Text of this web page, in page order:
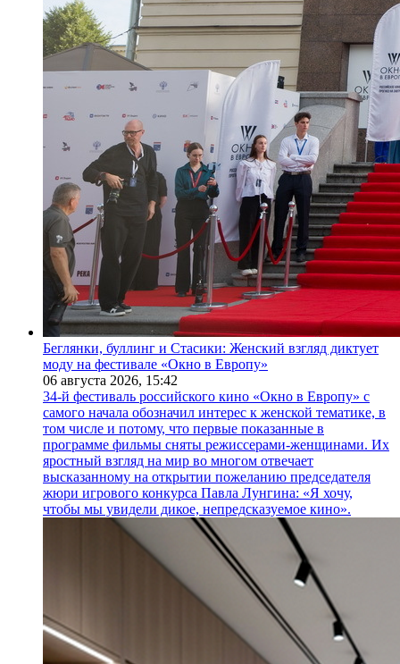
Беглянки, буллинг и Стасики: Женский взгляд диктует
моду на фестивале «Окно в Европу»
06 августа 2026, 15:42
34-й фестиваль российского кино «Окно в Европу» с
самого начала обозначил интерес к женской тематике, в
том числе и потому, что первые показанные в
программе фильмы сняты режиссерами-женщинами. Их
яростный взгляд на мир во многом отвечает
высказанному на открытии пожеланию председателя
жюри игрового конкурса Павла Лунгина: «Я хочу,
чтобы мы увидели дикое, непредсказуемое кино».